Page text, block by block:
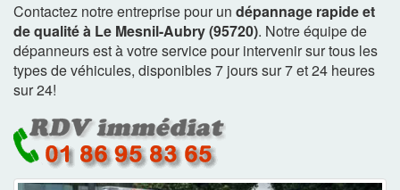
Contactez notre entreprise pour un dépannage rapide et
de qualité à Le Mesnil-Aubry (95720). Notre équipe de
dépanneurs est à votre service pour intervenir sur tous les
types de véhicules, disponibles 7 jours sur 7 et 24 heures
sur 24!